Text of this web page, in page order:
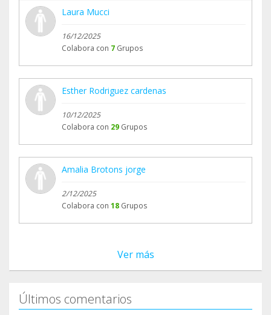
Laura Mucci
16/12/2025
Colabora con 7 Grupos
Esther Rodriguez cardenas
10/12/2025
Colabora con 29 Grupos
Amalia Brotons jorge
2/12/2025
Colabora con 18 Grupos
Ver más
Últimos comentarios